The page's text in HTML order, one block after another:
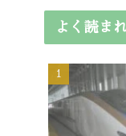
よく読ま